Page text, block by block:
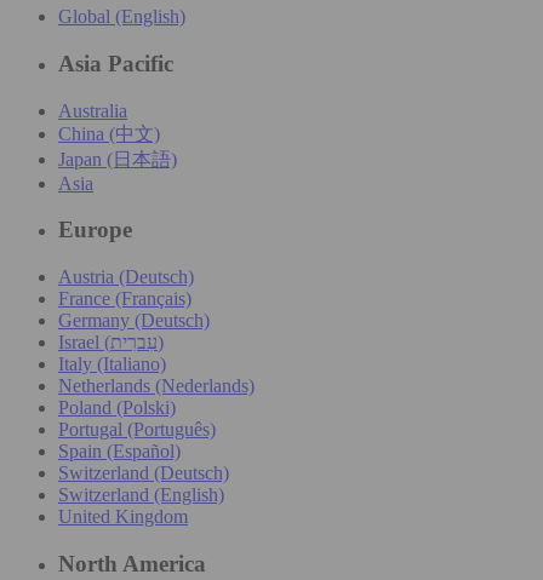
Global (English)
Asia Pacific
Australia
China (中文)
Japan (日本語)
Asia
Europe
Austria (Deutsch)
France (Français)
Germany (Deutsch)
Israel (עִברִית)
Italy (Italiano)
Netherlands (Nederlands)
Poland (Polski)
Portugal (Português)
Spain (Español)
Switzerland (Deutsch)
Switzerland (English)
United Kingdom
North America